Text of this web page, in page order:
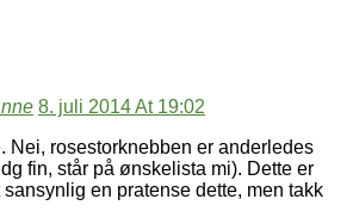
8. juli 2014 At 19:02
Nei, rosestorknebben er anderledes
fin, står på ønskelista mi). Dette er
sansynlig en pratense dette, men takk